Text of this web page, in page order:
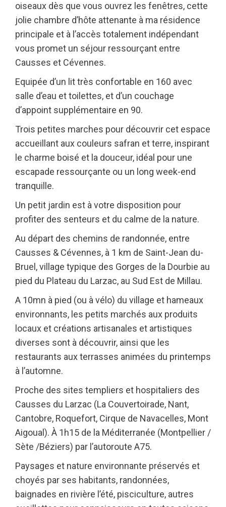
oiseaux dès que vous ouvrez les fenêtres, cette
jolie chambre d’hôte attenante à ma résidence
principale et à l’accès totalement indépendant
vous promet un séjour ressourçant entre
Causses et Cévennes.
Equipée d’un lit très confortable en 160 avec
salle d’eau et toilettes, et d’un couchage
d’appoint supplémentaire en 90.
Trois petites marches pour découvrir cet espace
accueillant aux couleurs safran et terre, inspirant
le charme boisé et la douceur, idéal pour une
escapade ressourçante ou un long week-end
tranquille.
Un petit jardin est à votre disposition pour
profiter des senteurs et du calme de la nature.
Au départ des chemins de randonnée, entre
Causses & Cévennes, à 1 km de Saint-Jean du-
Bruel, village typique des Gorges de la Dourbie au
pied du Plateau du Larzac, au Sud Est de Millau.
A 10mn à pied (ou à vélo) du village et hameaux
environnants, les petits marchés aux produits
locaux et créations artisanales et artistiques
diverses sont à découvrir, ainsi que les
restaurants aux terrasses animées du printemps
à l’automne.
Proche des sites templiers et hospitaliers des
Causses du Larzac (La Couvertoirade, Nant,
Cantobre, Roquefort, Cirque de Navacelles, Mont
Aigoual). À 1h15 de la Méditerranée (Montpellier /
Sète /Béziers) par l’autoroute A75.
Paysages et nature environnante préservés et
choyés par ses habitants, randonnées,
baignades en rivière l’été, pisciculture, autres